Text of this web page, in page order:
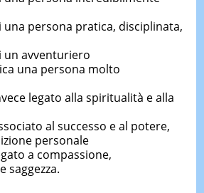
una persona pratica, disciplinata,
un avventuriero
una persona molto
legato alla spiritualità e alla
al successo e al potere,
personale
a compassione,
saggezza.